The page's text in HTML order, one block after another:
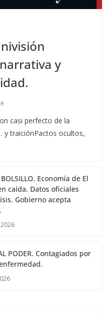
narrativa y
casi perfecto de la
y traiciónPactos ocultos,
BOLSILLO. Economía de El
caída. Datos oficiales
Gobierno acepta
PODER. Contagiados por